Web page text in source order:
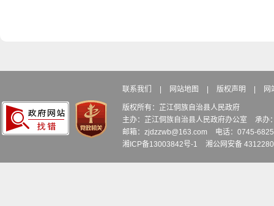
联系我们 | 网站地图 | 版权声明 | 网
版权所有：芷江侗族自治县人民政府
主办：芷江侗族自治县人民政府办公室
承办
邮箱：zjdzzwb@163.com
电话：0745-
湘ICP备13003842号-1
湘公网安备